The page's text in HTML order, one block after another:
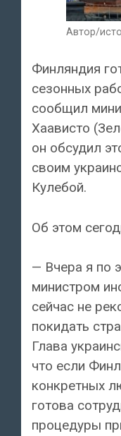
Автор/
Финляндия
сезонных
сообщил
Хаависто
он обсудил
своим
Кулебой.
Об этом
— Вчера я по
министром
сейчас не
покидать
Глава
что если
конкретных
готова
процедуры